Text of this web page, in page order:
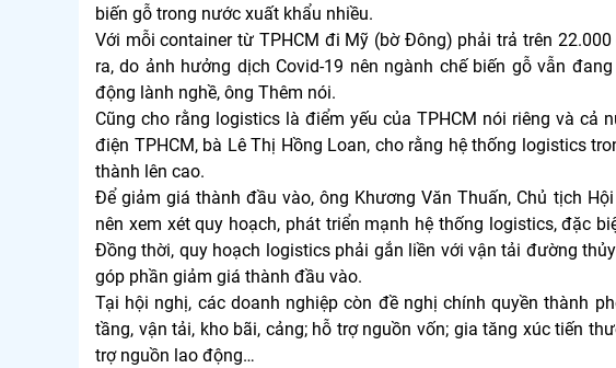
biến gỗ trong nước xuất khẩu nhiều.
Với mỗi container từ TPHCM đi Mỹ (bờ Đông) phải trả trên
ra, do ảnh hưởng dịch Covid-19 nên ngành chế biến gỗ vẫn
động lành nghề, ông Thêm nói.
Cũng cho rằng logistics là điểm yếu của TPHCM nói riêng và cả
điện TPHCM, bà Lê Thị Hồng Loan, cho rằng hệ thống logistics
thành lên cao.
Để giảm giá thành đầu vào, ông Khương Văn Thuấn, Chủ tịch
nên xem xét quy hoạch, phát triển mạnh hệ thống logistics, đặc
Đồng thời, quy hoạch logistics phải gắn liền với vận tải đường
góp phần giảm giá thành đầu vào.
Tại hội nghị, các doanh nghiệp còn đề nghị chính quyền thành
tầng, vận tải, kho bãi, cảng; hỗ trợ nguồn vốn; gia tăng xúc tiến
trợ nguồn lao động…